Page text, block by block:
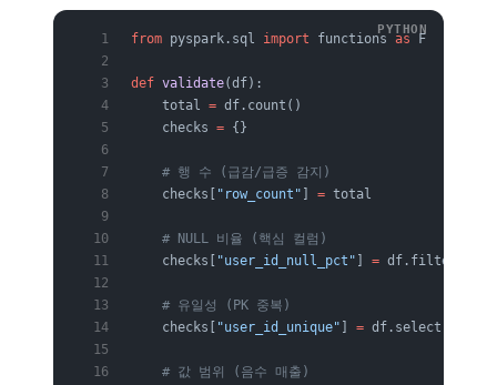
from pyspark.sql import functions as F
def validate(df):
    total
= df.count()
    checks
= {}
    # 행 수 (급감/급증 감지)
    checks[
"row_count" ] = total
    # NULL 비율 (핵심 컬럼)
    checks[
"user_id_null_pct" ] =
    # 유일성 (PK 중복)
    checks[
"user_id_unique" ] = df.select(
    # 값 범위 (음수 매출)